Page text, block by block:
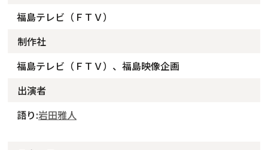
福島テレビ（ＦＴＶ）
制作社
福島テレビ（ＦＴＶ）、福島映像企画
出演者
語り:岩田雅人